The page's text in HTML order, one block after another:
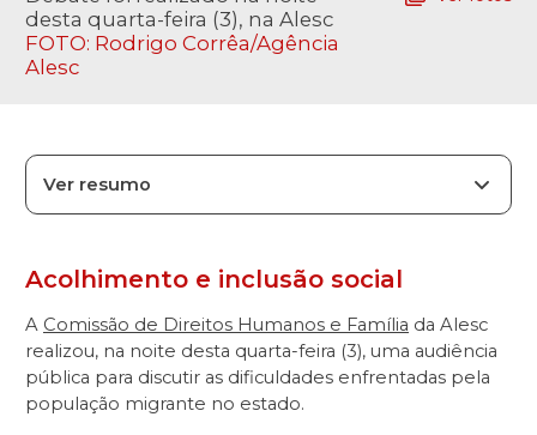
desta quarta-feira (3), na Alesc
FOTO: Rodrigo Corrêa/Agência
Alesc
Ver resumo
Acolhimento e inclusão social
A Comissão de Direitos Humanos e Família da Alesc
realizou, na noite desta quarta-feira (3), uma audiência
pública para discutir as dificuldades enfrentadas pela
população migrante no estado.